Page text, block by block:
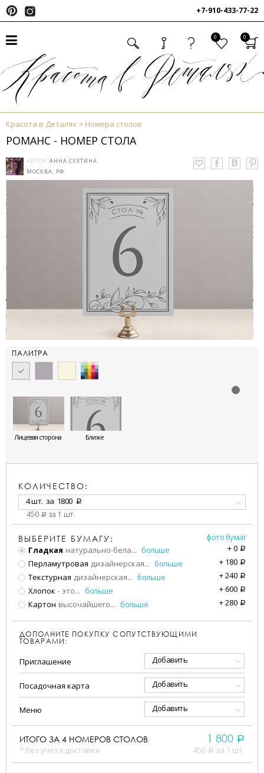
+7-910-433-77-22
0 0
Красота в Деталях Номера столов
РОМАНС - НОМЕР СТОЛА
АВТОР: АННА СУЕТИНА
МОСКВА, РФ
ПАЛИТРА
Лицевая сторона Ближе
КОЛИЧЕСТВО:
4 шт. за 1800 a
450 a за 1 шт.
ВЫБЕРИТЕ БУМАГУ:
фото бумаг
Гладкая натурально-бела... больше +0 a
Перламутровая дизайнерская... больше + 180 a
Текстурная дизайнерская... больше +240 a
Хлопок - это... больше +600 a
Картон высочайшего... больше +280 a
ДОПОЛНИТЕ ПОКУПКУ СОПУТСТВУЮЩИМИ
ТОВАРАМИ:
Приглашение Добавить
Посадочная карта Добавить
Меню Добавить
ИТОГО ЗА 4 НОМЕРОВ СТОЛОВ
* без учета доставки
1 800 a
450 a за 1 шт.